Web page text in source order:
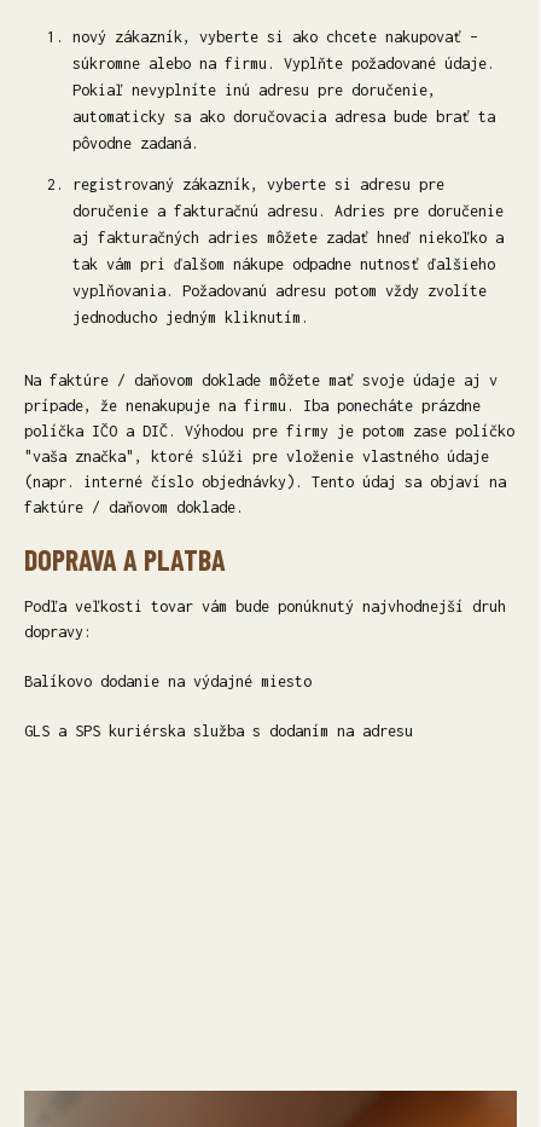
nový zákazník, vyberte si ako chcete nakupovať –
súkromne alebo na firmu. Vyplňte požadované údaje.
Pokiaľ nevyplníte inú adresu pre doručenie,
automaticky sa ako doručovacia adresa bude brať ta
pôvodne zadaná.
registrovaný zákazník, vyberte si adresu pre
doručenie a fakturačnú adresu. Adries pre doručenie
aj fakturačných adries môžete zadať hneď niekoľko a
tak vám pri ďalšom nákupe odpadne nutnosť ďalšieho
vyplňovania. Požadovanú adresu potom vždy zvolíte
jednoducho jedným kliknutím.
Na faktúre / daňovom doklade môžete mať svoje údaje aj v
prípade, že nenakupuje na firmu. Iba ponecháte prázdne
políčka IČO a DIČ. Výhodou pre firmy je potom zase políčko
"vaša značka", ktoré slúži pre vloženie vlastného údaje
(napr. interné číslo objednávky). Tento údaj sa objaví na
faktúre / daňovom doklade.
DOPRAVA A PLATBA
Podľa veľkosti tovar vám bude ponúknutý najvhodnejší druh
dopravy:
Balíkovo dodanie na výdajné miesto
GLS a SPS kuriérska služba s dodaním na adresu